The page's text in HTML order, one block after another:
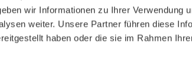
wir Informationen zu Ihrer Verwendung
weiter. Unsere Partner führen diese
haben oder die sie im Rahmen